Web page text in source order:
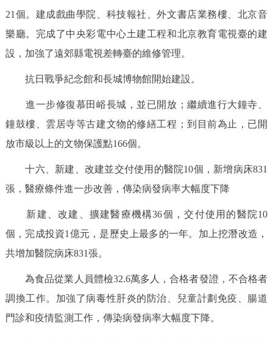
21個。建成戲曲學院、科技報社、外文書店業務樓、北京音
樂廳。完成了中央彩電中心土建工程和北京教育電視臺的建
設，加強了遠郊縣電視差轉臺的維修管理。
抗日戰爭紀念館和長城博物館開始建設。
進一步修復慕田峪長城，並已開放；繼續進行大鐘寺、
鐘鼓樓、雲居寺等古建文物的修繕工程；到目前為止，已開
放市級以上的文物保護點166個。
十六、新建、改建並交付使用的醫院10個，新增病床831
張，醫療條件進一步改善，傳染病發病率大幅度下降
新建、改建、擴建醫療機構36個，交付使用的醫院10
個，完成投資1億元，是歷史上最多的一年。加上挖潛改造，
共增加醫院病床831張。
為食品從業人員體檢32.6萬多人，合格者發證，不合格者
調換工作。加強了病毒性肝炎的防治、兒童計劃免疫、腸道
門診和疫情監測工作，傳染病發病率大幅度下降。